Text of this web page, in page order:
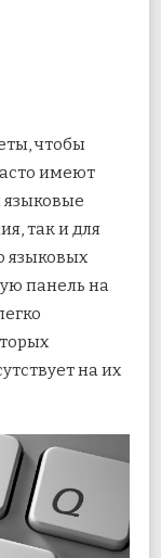
чтобы
имеют
так и для
языковых
панель на
на их